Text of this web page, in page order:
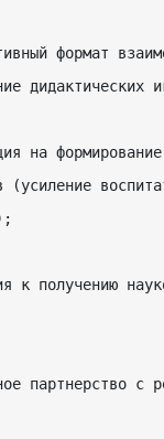
формат
дидактических
на
(усиление
к получению
партнерство с